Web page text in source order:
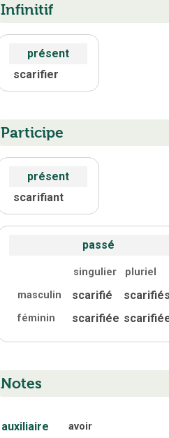
Infinitif
présent
scarifier
Participe
présent
scarifiant
passé
singulier
pluriel
masculin
scarifié
féminin scarifiée
Notes
auxiliaire avoir